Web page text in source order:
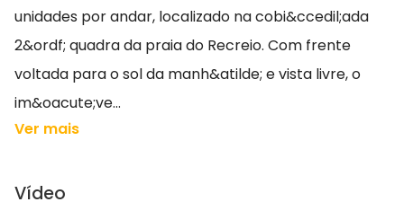
unidades por andar, localizado na cobi&ccedil;ada
2&ordf; quadra da praia do Recreio. Com frente
voltada para o sol da manh&atilde; e vista livre, o
im&oacute;ve...
Ver mais
Vídeo